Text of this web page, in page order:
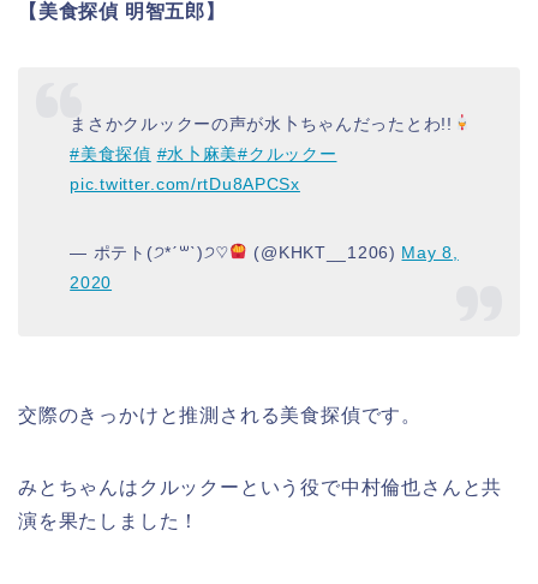
【美食探偵 明智五郎】
まさかクルックーの声が水卜ちゃんだったとわ!!
#美食探偵 #水卜麻美#クルックー
pic.twitter.com/rtDu8APCSx
— ポテト(੭*ˊ꒳​ˋ)੭♡ (@KHKT__1206) May 8,
2020
交際のきっかけと推測される美食探偵です。
みとちゃんはクルックーという役で中村倫也さんと共
演を果たしました！